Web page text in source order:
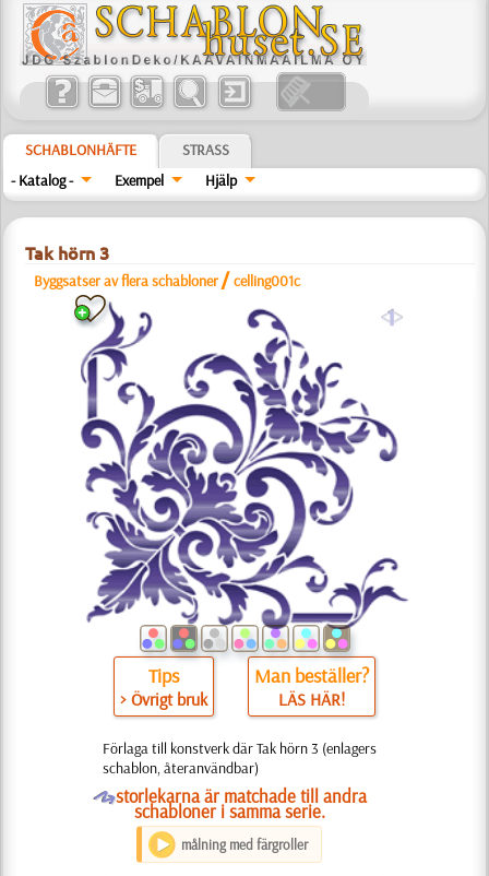
SCHABLONHÄFTE
STRASS
- Katalog -
Exempel Hjälp
Tak hörn 3
Byggsatser av flera schabloner /celling001c
a
Tips
> Övrigt bruk
Man beställer?
LÄS HÄR!
Förlaga till konstverk där Tak hörn 3 (enlagers
schablon, återanvändbar)
Ostorlekarna är matchade till andra
schabloner i samma serie.
målning med färgroller